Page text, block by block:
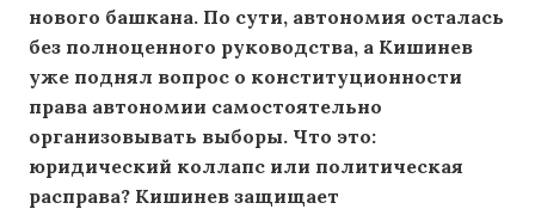
нового башкана. По сути, автономия осталась
без полноценного руководства, а Кишинев
уже поднял вопрос о конституционности
права автономии самостоятельно
организовывать выборы. Что это:
юридический коллапс или политическая
расправа? Кишинев защищает